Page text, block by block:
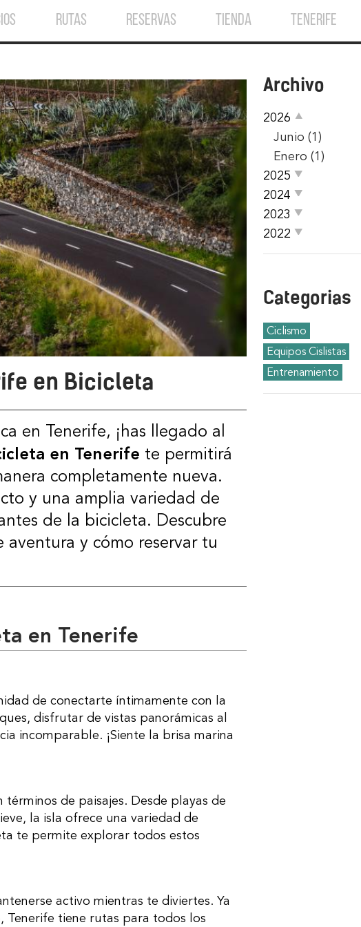
RUTAS RESERVAS TIENDA TENERIFE
en Bicicleta
en Tenerife te permitirá
completamente nueva.
y una amplia variedad de
de la bicicleta. Descubre
y cómo reservar tu
en Tenerife
disfrutar de vistas panorámicas al
incomparable. ¡Siente la brisa marina
la isla ofrece una variedad de
te permite explorar todos estos
Tenerife tiene rutas para todos los
Archivo
2026
Junio (1)
Enero (1)
2025
2024
2023
2022
Categorias
Ciclismo
Equipos Cislistas
Entrenamiento